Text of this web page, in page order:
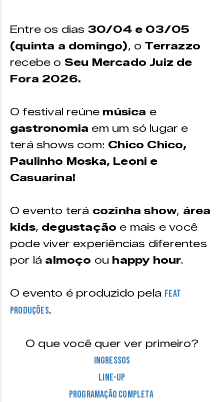
através daUniticket.
SEU MERCADO ALMOÇO – Retire
doação de 1kg de alimento não
SEU MERCADO HAPPY HOUR –
Ingressos pagos.
Entre os dias 30/04 e 03/05
(quinta a domingo), o Terrazzo
recebe o Seu Mercado Juiz de
Fora 2026.
O festival reúne música e
gastronomia em um só lugar e
terá shows com: Chico Chico,
Paulinho Moska, Leoni e
Casuarina!
O evento terá cozinha show, área
kids, degustação e mais e você
pode viver experiências diferentes
por lá almoço ou happy hour.
O evento é produzido pela FEAT
Produções.
O que você quer ver primeiro?
Ingressos
Line-up
Programação completa